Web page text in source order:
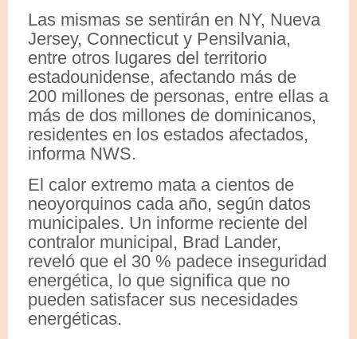
Las mismas se sentirán en NY, Nueva
Jersey, Connecticut y Pensilvania,
entre otros lugares del territorio
estadounidense, afectando más de
200 millones de personas, entre ellas a
más de dos millones de dominicanos,
residentes en los estados afectados,
informa NWS.
El calor extremo mata a cientos de
neoyorquinos cada año, según datos
municipales. Un informe reciente del
contralor municipal, Brad Lander,
reveló que el 30 % padece inseguridad
energética, lo que significa que no
pueden satisfacer sus necesidades
energéticas.